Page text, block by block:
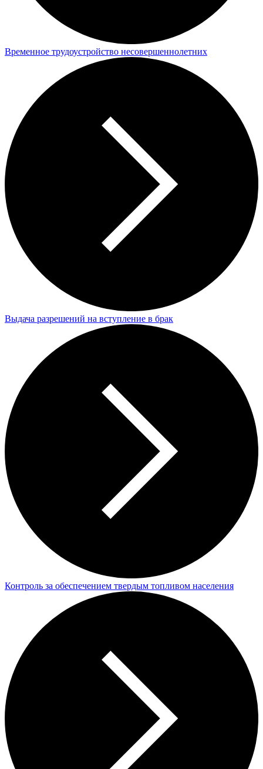
Временное трудоустройство несовершеннолетних
Выдача разрешений на вступление в брак
Контроль за обеспечением твердым топливом населения